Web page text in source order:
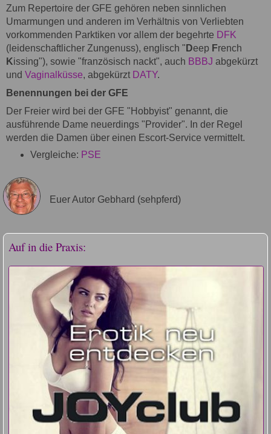
Zum Repertoire der GFE gehören neben sinnlichen
Umarmungen und anderen im Verhältnis von Verliebten
vorkommenden Parktiken vor allem der begehrte DFK
(leidenschaftlicher Zungenuss), englisch " Deep French
Kissing"), sowie "französisch nackt", auch BBBJ abgekürzt
und Vaginalküsse, abgekürzt DATY.
Benennungen bei der GFE
Der Freier wird bei der GFE "Hobbyist" genannt, die
ausführende Dame neuerdings "Provider". In der Regel
werden die Damen über einen Escort-Service vermittelt.
Vergleiche: PSE
Euer Autor Gebhard (sehpferd)
Auf in die Praxis: